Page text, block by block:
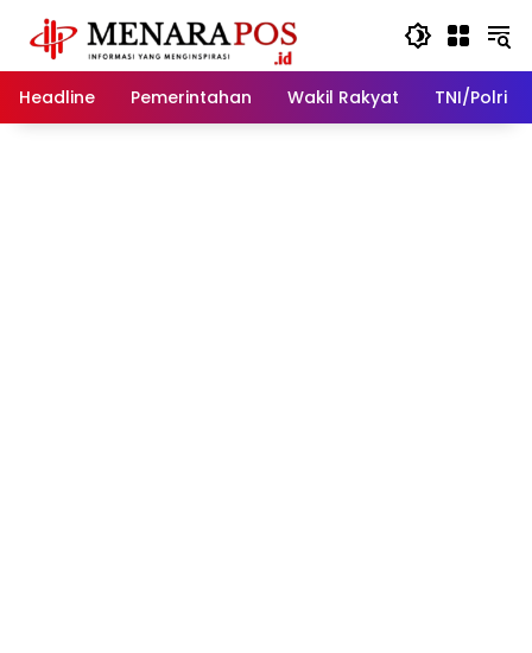
konten
Headline
Pemerintahan Wakil Rakyat TNI/Polri